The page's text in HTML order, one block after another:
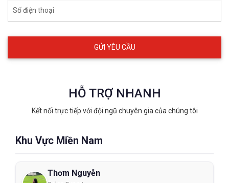
Số điện thoại
HỖ TRỢ NHANH
Kết nối trực tiếp với đội ngũ chuyên gia của chúng tôi
Khu Vực Miền Nam
Thơm Nguyễn